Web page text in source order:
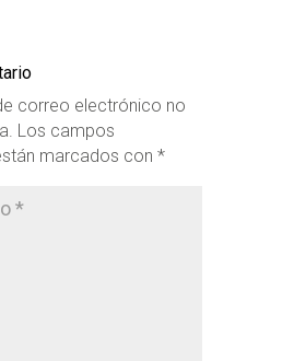
correo electrónico no
Los campos
marcados con *